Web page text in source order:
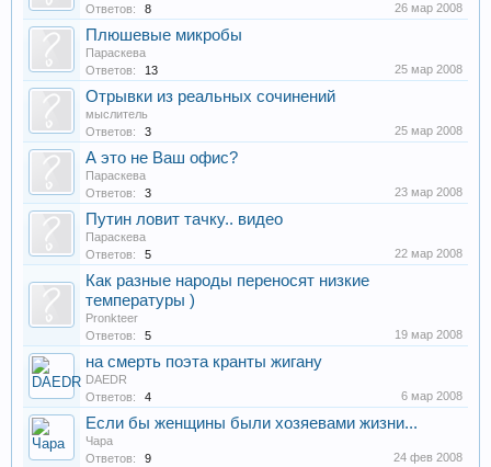
Ответов:
8 26 мар 2008
Плюшевые микробы
Параскева
Ответов:
13 25 мар 2008
Отрывки из реальных сочинений
мыслитель
Ответов:
3 25 мар 2008
А это не Ваш офис?
Параскева
Ответов:
3 23 мар 2008
Путин ловит тачку.. видео
Параскева
Ответов:
5 22 мар 2008
Как разные народы переносят низкие
температуры )
Pronkteer
Ответов:
5 19 мар 2008
на смерть поэта кранты жигану
DAEDR
Ответов:
4 6 мар 2008
Если бы женщины были хозяевами жизни...
Чара
Ответов:
9 24 фев 2008